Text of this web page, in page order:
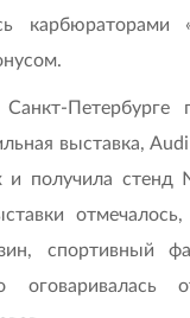
карбюраторами
Петербурге
выставка,
и получила
спортивный